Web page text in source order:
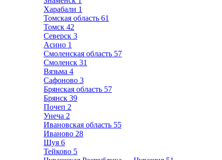
Харабали 1
Томская область 61
Томск 42
Северск 3
Асино 1
Смоленская область 57
Смоленск 31
Вязьма 4
Сафоново 3
Брянская область 57
Брянск 39
Почеп 2
Унеча 2
Ивановская область 55
Иваново 28
Шуя 6
Тейково 5